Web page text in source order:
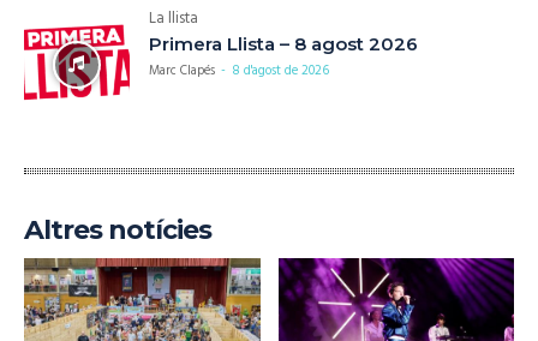
La llista
Primera Llista – 8 agost 2026
Marc Clapés - 8 d'agost de 2026
Altres notícies